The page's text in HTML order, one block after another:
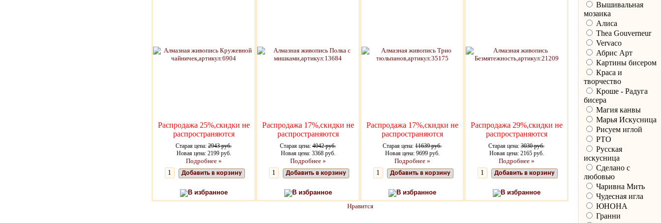
Распродажа 25%,скидки не
распространяются
Старая цена: 2943 руб.
Новая цена: 2199 руб.
Подробнее »
Добавить в корзину
В избранное
Распродажа 17%,скидки не
распространяются
Старая цена: 4042 руб.
Новая цена: 3368 руб.
Подробнее »
Добавить в корзину
В избранное
Распродажа 17%,скидки не
распространяются
Старая цена: 11639 руб.
Новая цена: 9699 руб.
Подробнее »
Добавить в корзину
В избранное
Распродажа 29%,скидки не
распространяются
Старая цена: 3030 руб.
Новая цена: 2165 руб.
Подробнее »
Добавить в корзину
В избранное
Нравится
Вышивальная
мозаика
Алиса
Thea Gouverneur
Vervaco
Абрис Арт
Картины бисером
Краса и
творчество
Кроше - Радуга
бисера
Магия канвы
Марья Искусница
Рисуем иглой
РТО
Русская
искусница
Сделано с
любовью
Чаривна Мить
Чудесная игла
ЮНОНА
Гранни